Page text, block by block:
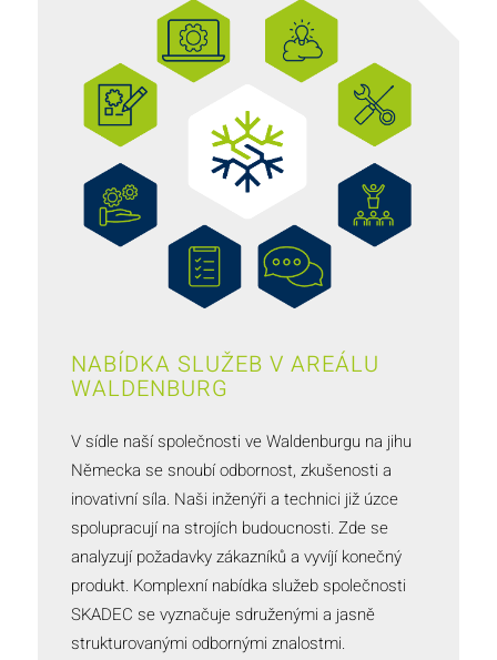
NABÍDKA SLUŽEB V AREÁLU
WALDENBURG
V sídle naší společnosti ve Waldenburgu na jihu
Německa se snoubí odbornost, zkušenosti a
inovativní síla. Naši inženýři a technici již úzce
spolupracují na strojích budoucnosti. Zde se
analyzují požadavky zákazníků a vyvíjí konečný
produkt. Komplexní nabídka služeb společnosti
SKADEC se vyznačuje sdruženými a jasně
strukturovanými odbornými znalostmi.